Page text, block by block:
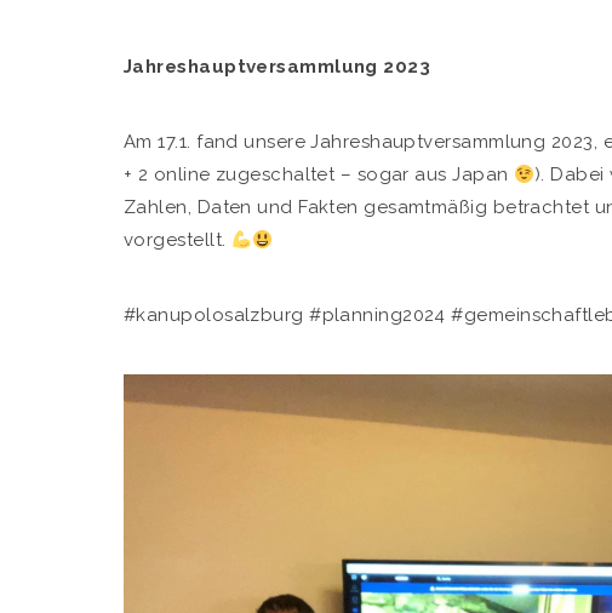
Jahreshauptversammlung 2023
Am 17.1. fand unsere Jahreshauptversammlung
+ 2 online zugeschaltet – sogar aus Japan
). Dabei
Zahlen, Daten und Fakten gesamtmäßig betrachtet
vorgestellt.
#kanupolosalzburg #planning2024